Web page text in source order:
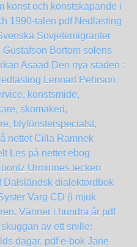
konst och konstskapande i
1990-talen pdf Nedlasting
Sovjetemigranter
Bortom solens
Asaad Den nya staden :
Lennart Pehrson
konstsmide,
skomakeri,
blyfönsterspecialst,
nettet Cilla Ramnek
Les på nettet ebog
Urminnes tecken
Dalsländsk dialektordbok
Varg CD (i mjuk
Vänner i hundra år pdf
I skuggan av ett snille:
dagar. pdf e-bok Jane